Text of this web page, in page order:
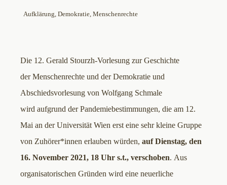
Aufklärung, Demokratie, Menschenrechte
Die 12. Gerald Stourzh-Vorlesung zur Geschichte
der Menschenrechte und der Demokratie und
Abschiedsvorlesung von Wolfgang Schmale
wird aufgrund der Pandemiebestimmungen, die am 12.
Mai an der Universität Wien erst eine sehr kleine Gruppe
von Zuhörer*innen erlauben würden, auf Dienstag, den
16. November 2021, 18 Uhr s.t., verschoben. Aus
organisatorischen Gründen wird eine neuerliche